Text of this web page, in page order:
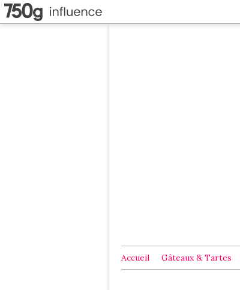
Accueil Gâteaux & Tartes